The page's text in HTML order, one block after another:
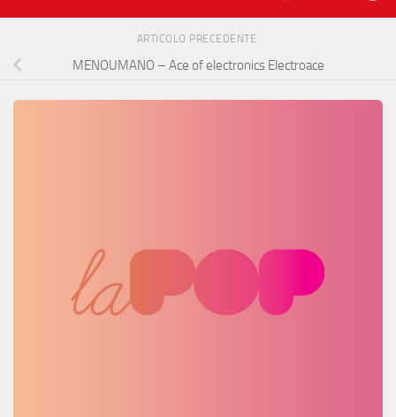
ARTICOLO PRECEDENTE
MENOUMANO – Ace of electronics Electroace